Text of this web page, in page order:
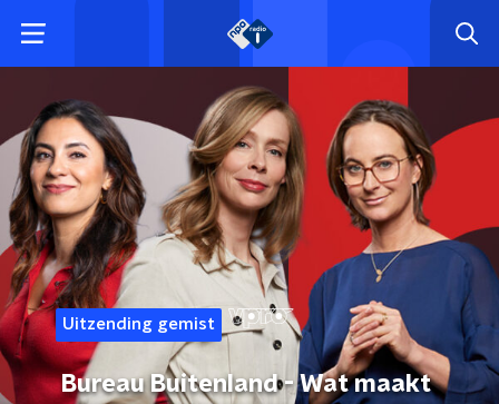
Uitzending gemist
Bureau Buitenland - Wat maakt